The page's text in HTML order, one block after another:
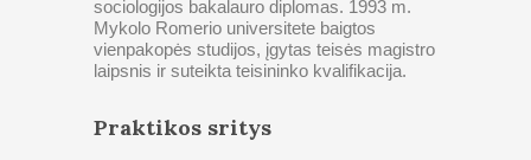
sociologijos bakalauro diplomas. 1993 m.
Mykolo Romerio universitete baigtos
vienpakopės studijos, įgytas teisės magistro
laipsnis ir suteikta teisininko kvalifikacija.
Praktikos sritys